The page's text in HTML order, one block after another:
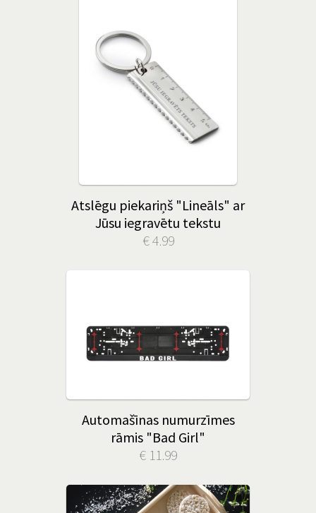
Atslēgu piekariņš "Lineāls" ar
Jūsu iegravētu tekstu
€ 4.99
Automašīnas numurzīmes
rāmis "Bad Girl"
€ 11.99